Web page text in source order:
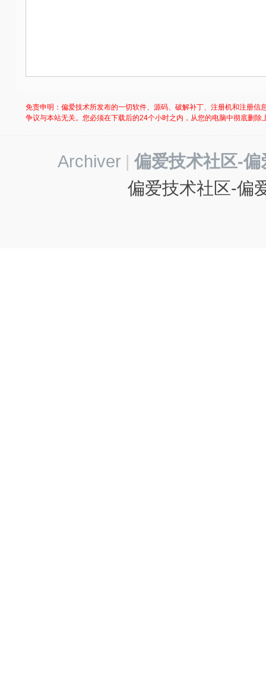
免责申明：偏爱技术所发布的一切软件、源码、破解补丁、注册机和注册
争议与本站无关。您必须在下载后的24个小时之内，从您的电脑中彻底删
Archiver | 偏爱技术社区-
偏爱技术社区-偏